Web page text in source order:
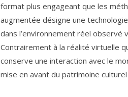
format plus engageant que les
augmentée désigne une
dans l’environnement réel
Contrairement à la réalité virtuelle
conserve une interaction avec le
mise en avant du patrimoine